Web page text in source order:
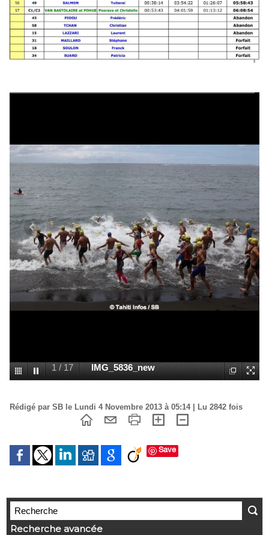
1 / 17 IMG_5836_new
Rédigé par SB le Lundi 4 Novembre 2013 à 05:14 | Lu 2842 fois
Save
Recherche avancée